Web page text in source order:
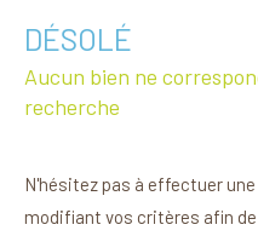
DÉSOLÉ
Aucun bien ne
recherche
N'hésitez pas à effectuer
modifiant vos critères afin de